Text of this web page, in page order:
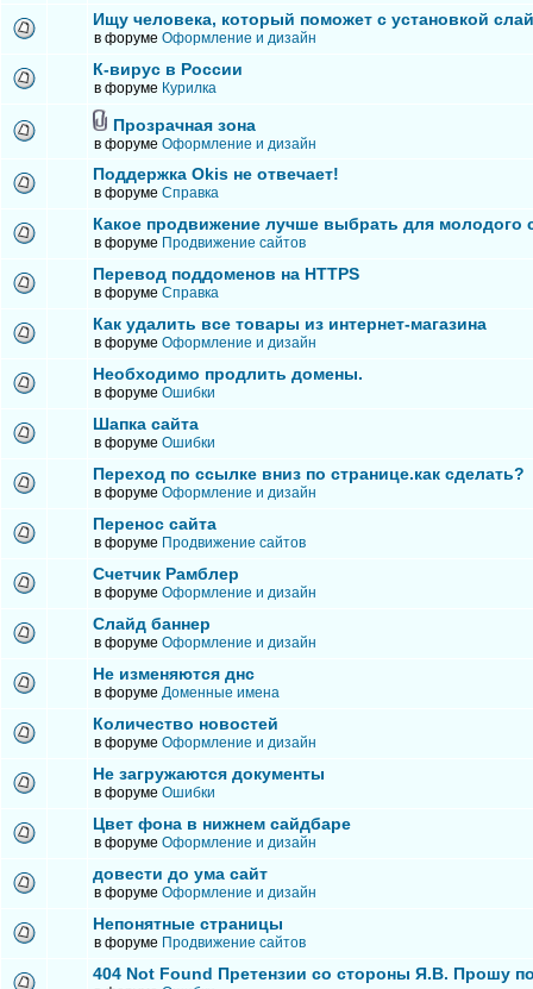
Ищу человека, который поможет с установкой
в форуме Оформление и дизайн
К-вирус в России
в форуме Курилка
Прозрачная зона
в форуме Оформление и дизайн
Поддержка Okis не отвечает!
в форуме Справка
Какое продвижение лучше выбрать для молодого
в форуме Продвижение сайтов
Перевод поддоменов на HTTPS
в форуме Справка
Как удалить все товары из интернет-магазина
в форуме Оформление и дизайн
Необходимо продлить домены.
в форуме Ошибки
Шапка сайта
в форуме Ошибки
Переход по ссылке вниз по странице.как сделать?
в форуме Оформление и дизайн
Перенос сайта
в форуме Продвижение сайтов
Счетчик Рамблер
в форуме Оформление и дизайн
Слайд баннер
в форуме Оформление и дизайн
Не изменяются днс
в форуме Доменные имена
Количество новостей
в форуме Оформление и дизайн
Не загружаются документы
в форуме Ошибки
Цвет фона в нижнем сайдбаре
в форуме Оформление и дизайн
довести до ума сайт
в форуме Оформление и дизайн
Непонятные страницы
в форуме Продвижение сайтов
404 Not Found Претензии со стороны Я.В. Прошу